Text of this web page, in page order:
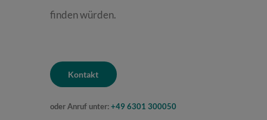
finden würden.
Kontakt
oder Anruf unter:+49 6301 300050